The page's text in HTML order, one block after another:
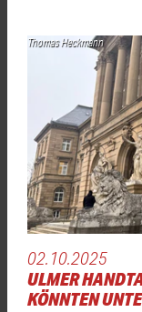
Thomas Heckmann
02.10.2025
ULMER
KÖNNTEN